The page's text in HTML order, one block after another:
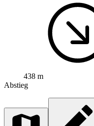
438 m
Abstieg